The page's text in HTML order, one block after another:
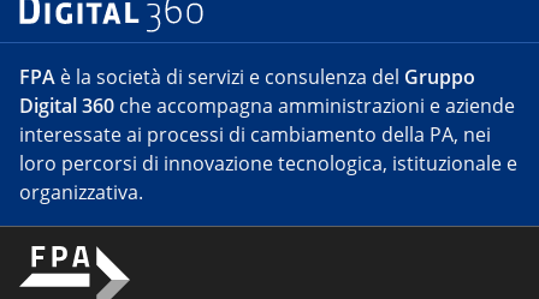
FPA è la società di servizi e consulenza del Gruppo
Digital 360 che accompagna amministrazioni e aziende
interessate ai processi di cambiamento della PA, nei
loro percorsi di innovazione tecnologica, istituzionale e
organizzativa.